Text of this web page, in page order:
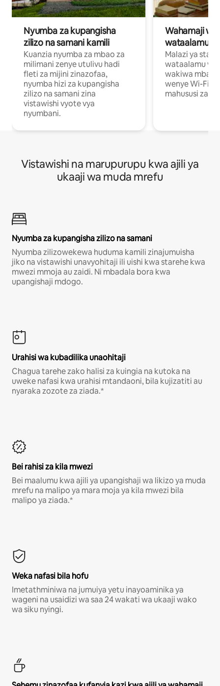
Nyumba za kupangisha
zilizo na samani kamili
Kuanzia nyumba za mbao za
milimani zenye utulivu hadi
fleti za mijini zinazofaa,
nyumba hizi za kupangisha
zilizo na samani zina
vistawishi vyote vya
nyumbani.
Wahamaji
wataalamu
Malazi ya
wataalamu
wakiwa mbali
wenye Wi-Fi
mahususi za
Vistawishi na marupurupu kwa ajili ya
ukaaji wa muda mrefu
Nyumba za kupangisha zilizo na samani
Nyumba zilizowekewa huduma kamili zinajumuisha
jiko na vistawishi unavyohitaji ili uishi kwa starehe kwa
mwezi mmoja au zaidi. Ni mbadala bora kwa
upangishaji mdogo.
Urahisi wa kubadilika unaohitaji
Chagua tarehe zako halisi za kuingia na kutoka na
uweke nafasi kwa urahisi mtandaoni, bila kujizatiti au
nyaraka zozote za ziada.*
Bei rahisi za kila mwezi
Bei maalumu kwa ajili ya upangishaji wa likizo ya muda
mrefu na malipo ya mara moja ya kila mwezi bila
malipo ya ziada.*
Weka nafasi bila hofu
Imetathminiwa na jumuiya yetu inayoaminika ya
wageni na usaidizi wa saa 24 wakati wa ukaaji wako
wa siku nyingi.